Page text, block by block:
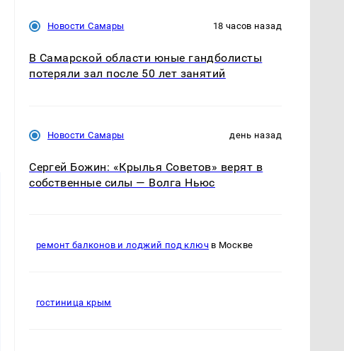
Новости Самары 18 часов назад
В Самарской области юные гандболисты
потеряли зал после 50 лет занятий
Новости Самары день назад
Сергей Божин: «Крылья Советов» верят в
собственные силы — Волга Ньюс
ремонт балконов и лоджий под ключ в Москве
гостиница крым